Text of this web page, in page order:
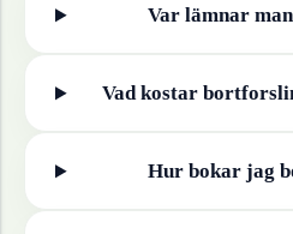
Var lämnar man
Vad kostar
Hur bokar jag